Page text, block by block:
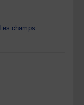
Les champs